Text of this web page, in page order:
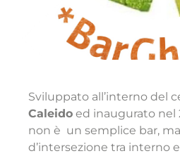
Sviluppato all’interno del
Caleido ed inaugurato nel
non è un semplice bar,
d’intersezione tra interno